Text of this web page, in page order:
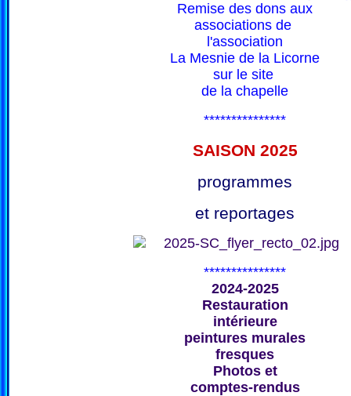
Remise des dons aux
associations de
l'association
La Mesnie de la Licorne
sur le site
de la chapelle
***************
SAISON 2025
programmes
et reportages
***************
2024-2025
Restauration
intérieure
peintures murales
fresques
Photos et
comptes-rendus